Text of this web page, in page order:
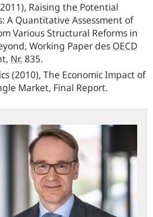
Raising the Potential
A Quantitative Assessment of
Various Structural Reforms in
Working Paper des OECD
Nr. 835.
(2010), The Economic Impact of
Market, Final Report.